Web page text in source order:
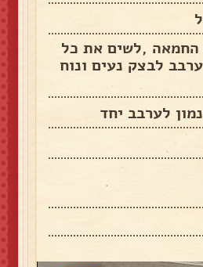
,לשים את כל
לבצק נעים ונוח
לערבב יחד